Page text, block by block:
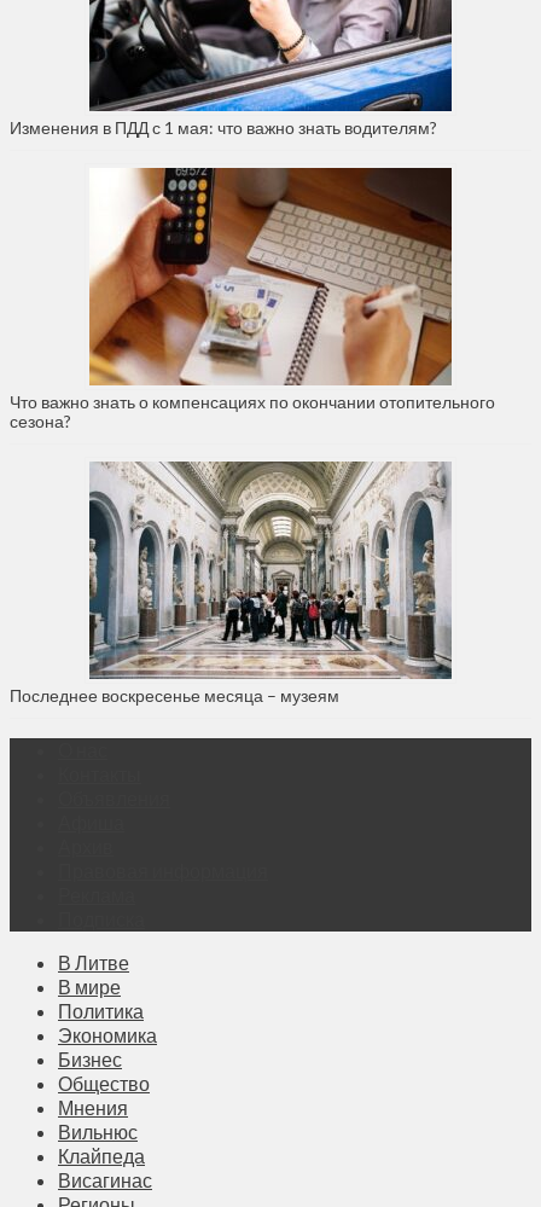
Изменения в ПДД с 1 мая: что важно знать водителям?
Что важно знать о компенсациях по окончании отопительного
сезона?
Последнее воскресенье месяца – музеям
В Литве
В мире
Политика
Экономика
Бизнес
Общество
Мнения
Вильнюс
Клайпеда
Висагинас